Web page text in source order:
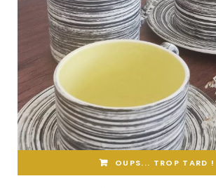
OUPS... TROP TARD !